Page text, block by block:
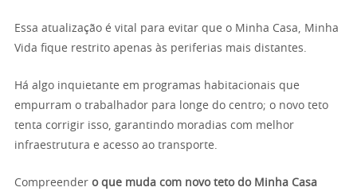
Essa atualização é vital para evitar que o Minha Casa, Minha
Vida fique restrito apenas às periferias mais distantes.
Há algo inquietante em programas habitacionais que
empurram o trabalhador para longe do centro; o novo teto
tenta corrigir isso, garantindo moradias com melhor
infraestrutura e acesso ao transporte.
Compreender o que muda com novo teto do Minha Casa